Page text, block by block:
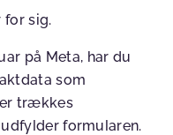
for sig.
på Meta, har du
som
trækkes
formularen.